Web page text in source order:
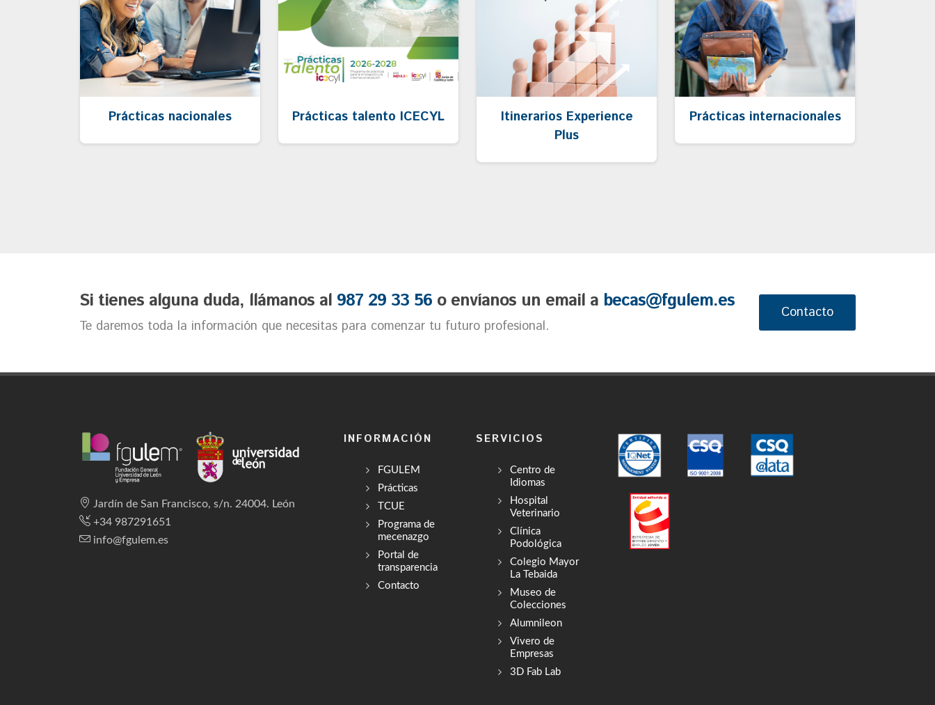
Prácticas nacionales Prácticas talento ICECYL
Itinerarios Experience
Plus
Prácticas internacionales
Si tienes alguna duda, llámanos al 987 29 33 56 o envíanos un email a becas@fgulem.es
Te daremos toda la información que necesitas para comenzar tu futuro profesional.
Contacto
Jardín de San Francisco, s/n. 24004. León
+34 987291651
info@fgulem.es
INFORMACIÓN
FGULEM
Prácticas
TCUE
Programa de
mecenazgo
Portal de
transparencia
Contacto
SERVICIOS
Centro de
Idiomas
Hospital
Veterinario
Clínica
Podológica
Colegio Mayor
La Tebaida
Museo de
Colecciones
Alumnileon
Vivero de
Empresas
3D Fab Lab